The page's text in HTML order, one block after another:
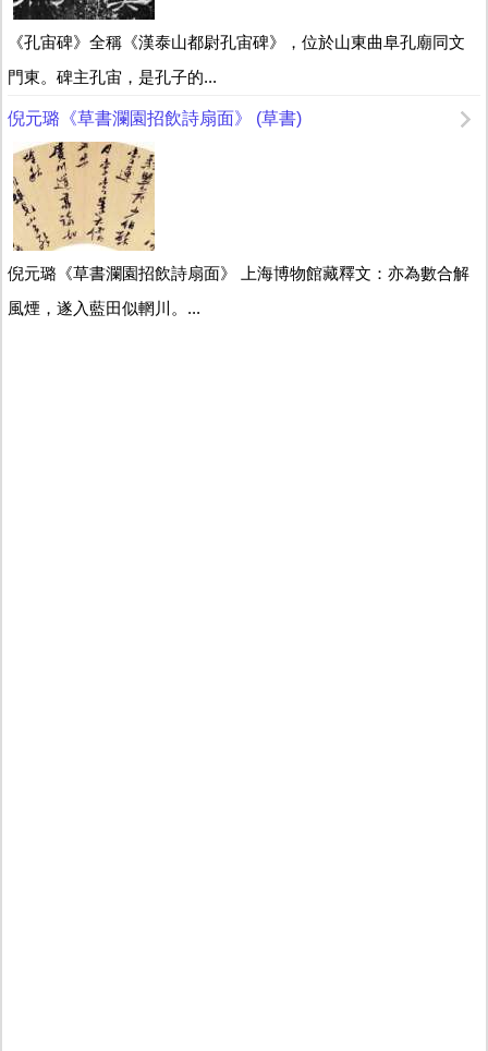
《孔宙碑》全稱《漢泰山都尉孔宙碑》，位於山東曲阜孔廟同文
門東。碑主孔宙，是孔子的...
倪元璐《草書瀾園招飲詩扇面》 (草書)
倪元璐《草書瀾園招飲詩扇面》 上海博物館藏釋文：亦為數合解
風煙，遂入藍田似輞川。...